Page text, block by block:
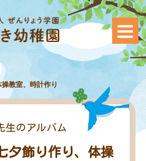
教室、時計作り
生のアルバム
飾り作り、体操